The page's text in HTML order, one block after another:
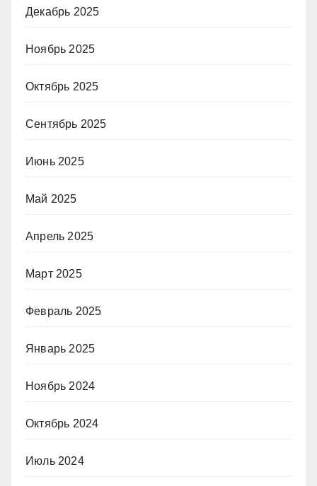
Декабрь 2025
Ноябрь 2025
Октябрь 2025
Сентябрь 2025
Июнь 2025
Май 2025
Апрель 2025
Март 2025
Февраль 2025
Январь 2025
Ноябрь 2024
Октябрь 2024
Июль 2024